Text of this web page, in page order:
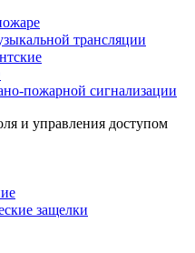
трансляции
пожарной сигнализации
и управления доступом
защелки